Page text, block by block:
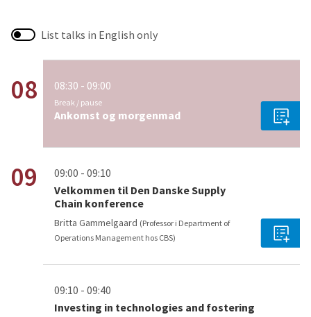
List talks in English only
08 08:30 - 09:00
Break / pause
Ankomst og morgenmad
09
09:00 - 09:10
Velkommen til Den Danske Supply
Chain konference
Britta Gammelgaard (Professor i Department of
Operations Management hos CBS)
09:10 - 09:40
Investing in technologies and fostering